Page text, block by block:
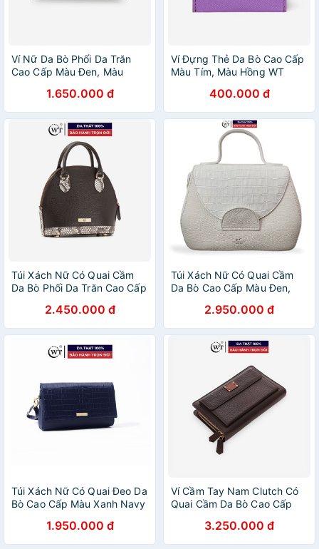
Ví Nữ Da Bò Phối Da Trăn
Cao Cấp Màu Đen, Màu
030119111, 030119102,
030119133
1.650.000 đ
Ví Đựng Thẻ Da Bò Cao Cấp
Màu Tím, Màu Hồng WT
020060980400.000 đ
Túi Xách Nữ Có Quai Cầm
Da Bò Phối Da Trăn Cao Cấp
Trắng, Màu Đen WT Leather
050269101, 050269133
2.450.000 đ
Túi Xách Nữ Có Quai Cầm
Da Bò Cao Cấp Màu Đen,
050361402, 050361109,
050361401, 050361103
2.950.000 đ
Túi Xách Nữ Có Quai Đeo Da
Bò Cao Cấp Màu Xanh Navy
1.950.000 đ
Ví Cầm Tay Nam Clutch Có
Quai Cầm Da Bò Cao Cấp
Leather 070061401,
070061402
3.250.000 đ